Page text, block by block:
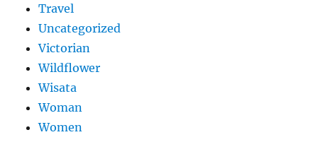
Travel
Uncategorized
Victorian
Wildflower
Wisata
Woman
Women